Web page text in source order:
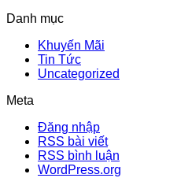
Danh mục
Khuyến Mãi
Tin Tức
Uncategorized
Meta
Đăng nhập
RSS bài viết
RSS bình luận
WordPress.org